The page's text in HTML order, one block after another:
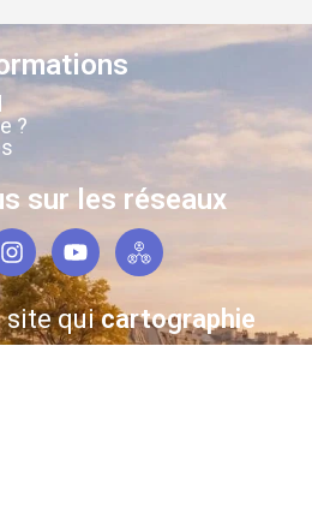
?
sur les réseaux
site quicartographie